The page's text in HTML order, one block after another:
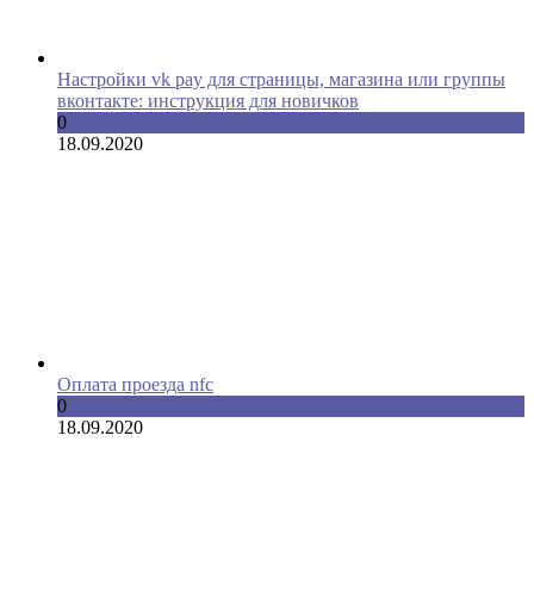
Настройки vk pay для страницы, магазина или группы
вконтакте: инструкция для новичков
0
18.09.2020
Оплата проезда nfc
0
18.09.2020